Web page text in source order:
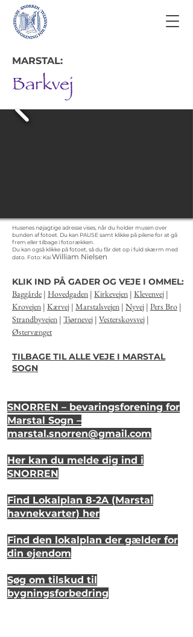
MARSTAL:
Barkvej
Husenes nøjagtige adresse vises, når du holder musen over
bunden af fotoet. Du kan PAUSE samt klikke på pilene for at gå
frem eller tilbage i fotorækken.
Du kan også klikke på fotoet, så du får det op i fuld skærm med
dato. Foto: KaiWilliam Nielsen
KLIK IND PÅ GADER OG VEJE I OMMEL:
Baggårde | Hovedgaden | Kirkevejen | Klevenvej |
Krovejen | Kærvej | Marstalsvejen | Nyvej | Pers Bro |
Strandbyvejen | Tjørnevej | Vesterskovsvej |
Østervænget
TILBAGE TIL ALLE VEJE I MARSTAL
SOGN
SNORREN – bevaringsforening for
Marstal Sogn –
marstal.snorren@gmail.com
Her kan du melde dig ind i
SNORREN
Find Lokalplan 8-2A (Marstal
havnekvarter) her
Find den lokalplan der gælder for
din ejendom
Søg om tilskud til
bygningsforbedring